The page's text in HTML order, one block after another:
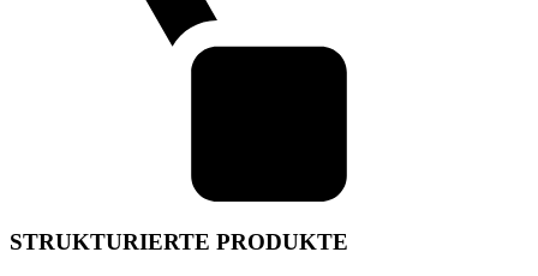
STRUKTURIERTE PRODUKTE